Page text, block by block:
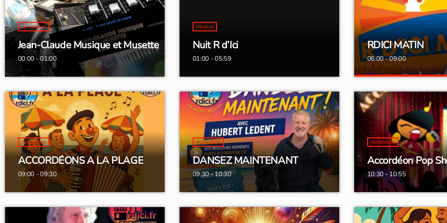
Accordéon
Jean-Claude Musique et Musette
00:00 - 01:00
Musical
Nuit R d’Ici
01:00 - 05:59
RDICI MATIN
06:00 - 09:00
RDICI MATIN
Réveille le web !
La matinale de rdici.fr
Accordéon
ACCORDÉONS A LA PLAGE
09:00 - 09:30
Accordéon
DANSEZ MAINTENANT
09:30 - 10:30
Accordéon
Accordéon Pop
10:30 - 10:55